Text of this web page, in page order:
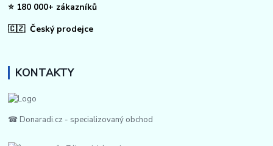
⭐ 180 000+ zákazníků
🇨🇿 Český prodejce
KONTAKTY
☎ Donaradi.cz - specializovaný obchod